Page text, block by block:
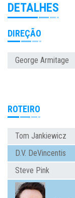
DETALHES
DIREÇÃO
George Armitage
ROTEIRO
Tom Jankiewicz
D.V. DeVincentis
Steve Pink